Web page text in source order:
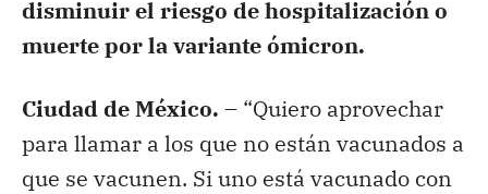
disminuir el riesgo de hospitalización o
muerte por la variante ómicron.
Ciudad de México. – “Quiero aprovechar
para llamar a los que no están vacunados a
que se vacunen. Si uno está vacunado con